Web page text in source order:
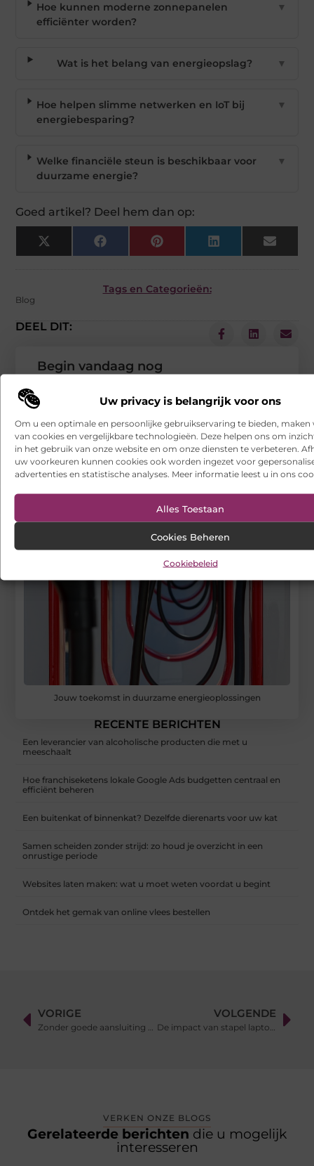
Uw privacy is belangrijk voor ons
Om u een optimale en persoonlijke gebruikservaring te bieden, maken
van cookies en vergelijkbare technologieën. Deze helpen ons om
in het gebruik van onze website en om onze diensten te verbeteren.
uw voorkeuren kunnen cookies ook worden ingezet voor
advertenties en statistische analyses. Meer informatie leest u in ons
Alles Toestaan
Cookies Beheren
Cookiebeleid
Hoe kunnen moderne zonnepanelen
efficiënter worden?
▼
Wat is het belang van energieopslag? ▼
Hoe helpen slimme netwerken en IoT bij
energiebesparing?
▼
Welke financiële steun is beschikbaar voor
duurzame energie?
▼
Goed artikel? Deel hem dan op:
X
(Twitter)
Facebook Pinterest LinkedIn Email
Tags en Categorieën:
Blog
DEEL DIT:
Jouw toekomst in duurzame energieoplossingen
RECENTE BERICHTEN
Een leverancier van alcoholische producten die met u
meeschaalt
Hoe franchiseketens lokale Google Ads budgetten centraal en
efficiënt beheren
Een buitenkat of binnenkat? Dezelfde dierenarts voor uw kat
Samen scheiden zonder strijd: zo houd je overzicht in een
onrustige periode
Websites laten maken: wat u moet weten voordat u begint
Ontdek het gemak van online vlees bestellen
Begin vandaag nog
VSENV
Stuur ons een bericht
Registreer hier
VORIGE
Zonder goede aansluiting geen stabiele verbinding
VOLGENDE
De impact van stapel laptops op modern onderwijs
VERKEN ONZE BLOGS
Gerelateerde berichten die u mogelijk
interesseren